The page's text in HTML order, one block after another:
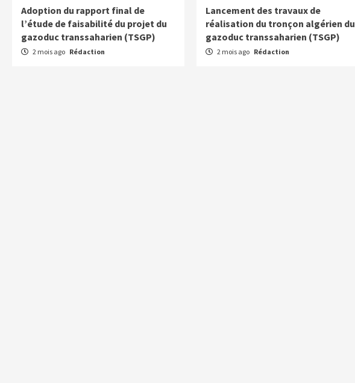
Adoption du rapport final de
l’étude de faisabilité du projet du
gazoduc transsaharien (TSGP)
2 mois ago Rédaction
Lancement des travaux de
réalisation du tronçon algérien du
gazoduc transsaharien (TSGP)
2 mois ago Rédaction